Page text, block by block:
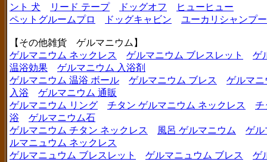
ント 犬
リード テープ ドッグオフ
ヒューヒュー
ペットグルームプロ
ドッグキャビン ユーカリシャンプー
【その他雑貨 ゲルマニウム】
ゲルマニウム ネックレス
ゲルマニウム ブレスレット
ゲ
温浴効果
ゲルマニウム 入浴剤
ゲルマニウム 温浴 ボール
ゲルマニウム ブレス
ゲルマニ
入浴
ゲルマニウム 通販
ゲルマニウム リング
チタン ゲルマニウム ネックレス
チ
浴
ゲルマニウム石
ゲルマニウム チタン ネックレス
風呂 ゲルマニウム
ゲル
ルマニュウム ネックレス
ゲルマニュウム ブレスレット
ゲルマニュウム ブレス
ゲ